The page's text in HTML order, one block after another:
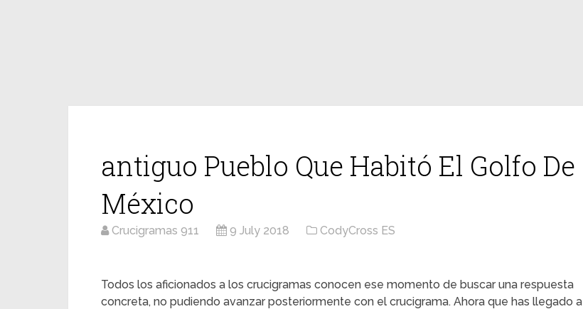
antiguo Pueblo Que Habitó El Golfo De
México
Crucigramas 911 9 July 2018 CodyCross ES
Todos los aficionados a los crucigramas conocen ese momento de buscar una respuesta
concreta, no pudiendo avanzar posteriormente con el crucigrama. Ahora que has llegado a